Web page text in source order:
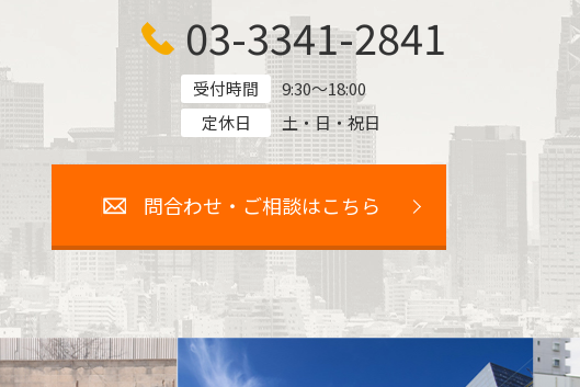
03-3341-2841
受付時間
9:30～18:00
定休日
土・日・祝日
問合わせ・ご相談はこちら